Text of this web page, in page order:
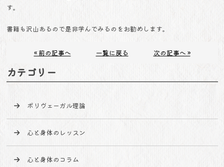
す。
書籍も沢山あるので是非学んでみるのをお勧めします。
« 前の記事へ 一覧に戻る 次の記事へ »
カテゴリー
ポリヴェーガル理論
心と身体のレッスン
心と身体のコラム